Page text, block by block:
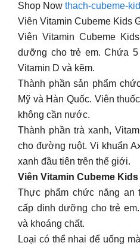
Shop Now thach-cubeme-
Viên Vitamin Cubeme Kids
Viên Vitamin Cubeme
dưỡng cho trẻ em. Chứa
Vitamin D và kẽm.
Thành phần sản phẩm
Mỹ và Hàn Quốc. Viên
không cần nước.
Thành phần trà xanh,
cho đường ruột. Vi khuẩn
xanh đầu tiên trên thế giới.
Viên Vitamin Cubeme
Thực phẩm chức năng an
cấp dinh dưỡng cho trẻ
và khoáng chất.
Loại có thể nhai để uống